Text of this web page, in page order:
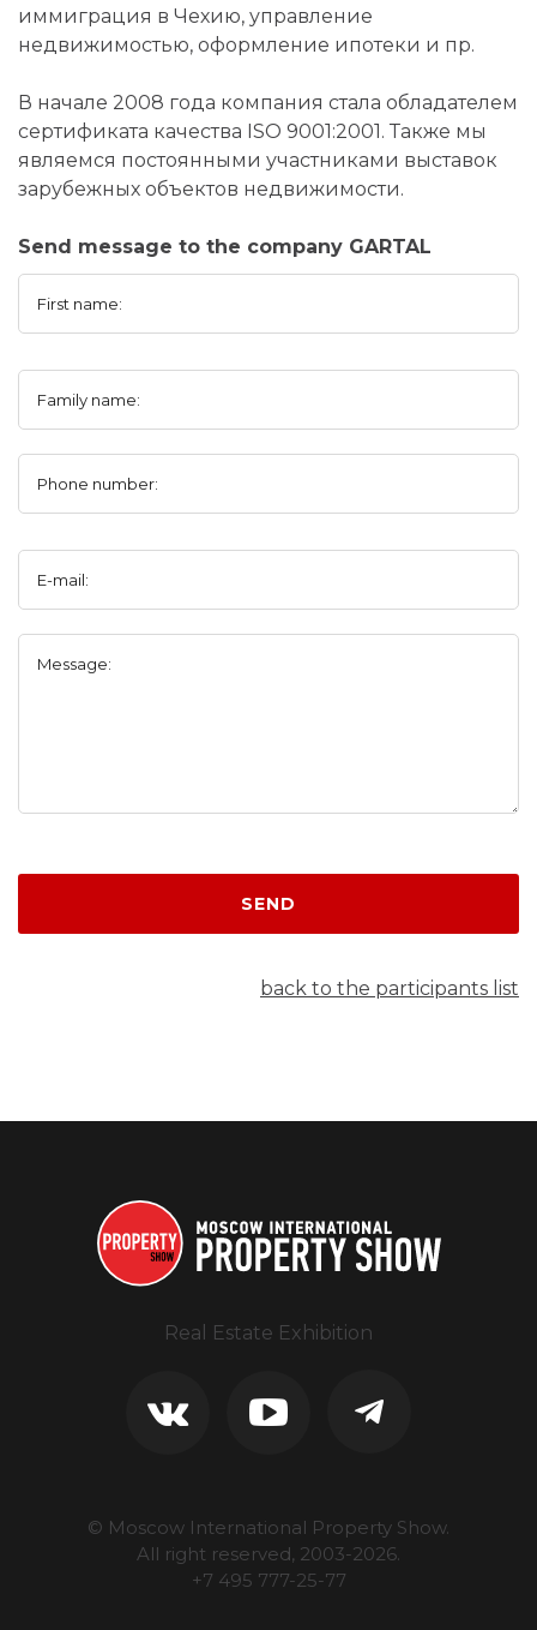
иммиграция в Чехию, управление
недвижимостью, оформление ипотеки и пр.
В начале 2008 года компания стала обладателем
сертификата качества ISO 9001:2001. Также мы
являемся постоянными участниками выставок
зарубежных объектов недвижимости.
Send message to the company GARTAL
First name:
Family name:
Phone number:
E-mail:
Message:
SEND
back to the participants list
Real Estate Exhibition
© Moscow International Property Show.
All right reserved, 2003-2026.
+7 495 777-25-77